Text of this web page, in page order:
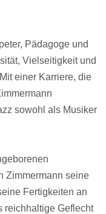
Pädagoge und
Vielseitigkeit und
einer Karriere, die
sowohl als Musiker
Zimmermann seine
Fertigkeiten an
reichhaltige Geflecht